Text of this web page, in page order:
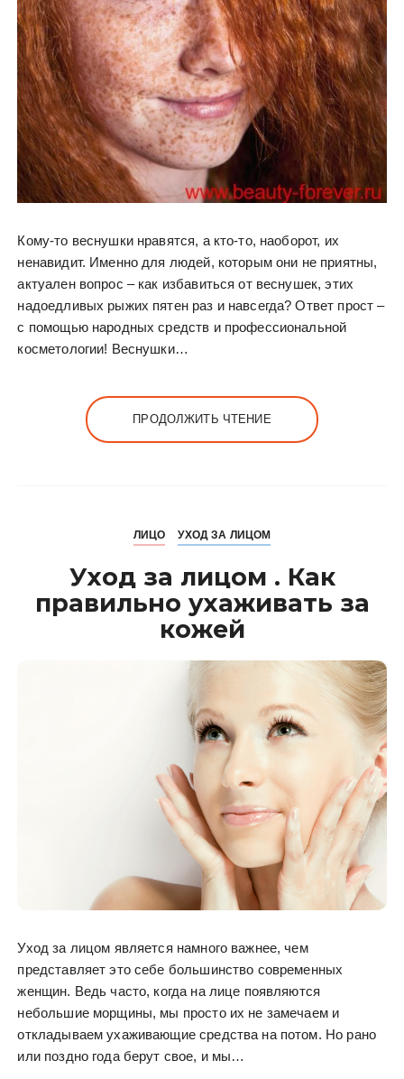
Кому-то веснушки нравятся, а кто-то, наоборот, их
ненавидит. Именно для людей, которым они не приятны,
актуален вопрос – как избавиться от веснушек, этих
надоедливых рыжих пятен раз и навсегда? Ответ прост –
с помощью народных средств и профессиональной
косметологии! Веснушки…
ПРОДОЛЖИТЬ ЧТЕНИЕ
ЛИЦО УХОД ЗА ЛИЦОМ
Уход за лицом . Как
правильно ухаживать за
кожей
Уход за лицом является намного важнее, чем
представляет это себе большинство современных
женщин. Ведь часто, когда на лице появляются
небольшие морщины, мы просто их не замечаем и
откладываем ухаживающие средства на потом. Но рано
или поздно года берут свое, и мы…